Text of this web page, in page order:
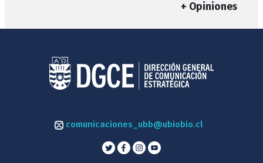
+ Opiniones
comunicaciones_ubb@ubiobio.cl